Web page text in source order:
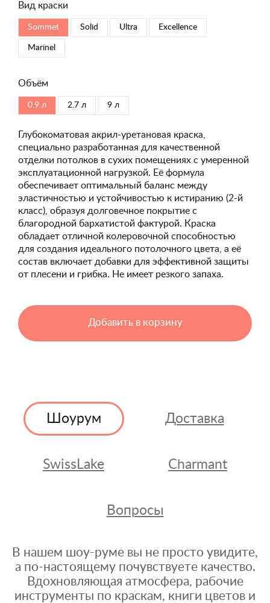
Вид краски
Sommet Solid Ultra Excellence
Marinel
Объём
0.9 л 2.7 л 9 л
Глубокоматовая акрил-уретановая краска,
специально разработанная для качественной
отделки потолков в сухих помещениях с умеренной
эксплуатационной нагрузкой. Её формула
обеспечивает оптимальный баланс между
эластичностью и устойчивостью к истиранию (2-й
класс), образуя долговечное покрытие с
благородной бархатистой фактурой. Краска
обладает отличной колеровочной способностью
для создания идеального потолочного цвета, а её
состав включает добавки для эффективной защиты
от плесени и грибка. Не имеет резкого запаха.
Добавить в корзину
Шоурум Доставка
SwissLake Charmant
Вопросы
В нашем шоу-руме вы не просто увидите,
а по-настоящему почувствуете качество.
Вдохновляющая атмосфера, рабочие
инструменты по краскам, книги цветов и